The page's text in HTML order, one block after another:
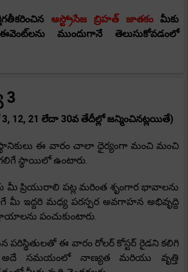
ఆస్ట్రోసేజ బ్రిహత్ జాతకం మీకు
ముందుగానే తెలుసుకోవడంలో
3
12, 21 లేదా 30వ తేదీల్లో జన్మించినట్లయితే)
ఈ వారం చాలా ధైర్యంగా మంచి మంచి
స్థాయిలో ఉంటారు.
మీ ప్రియురాలి పట్ల మరింత శృంగార భావాలను
మీ ఇద్దరి మధ్య పరస్పర అవగాహన అభివృద్ది
పంచుకుంటారు.
పరిస్థితులతో ఈ వారం రోలర్ కోస్టర్ రైడని కలిగి
అదే సమయంలో నాణ్యత మరియు వృత్తి